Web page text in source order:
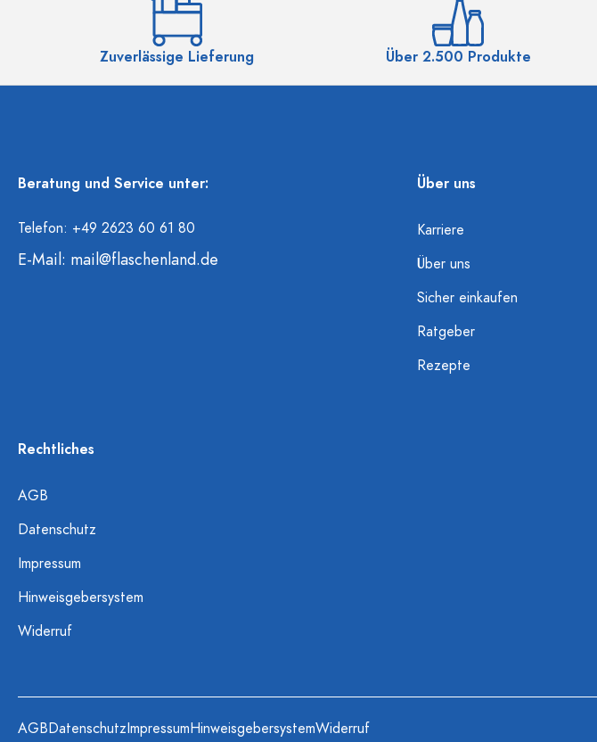
Zuverlässige Lieferung Über 2.500 Produkte
Beratung und Service unter:
Telefon: +49 2623 60 61 80
E-Mail: mail@flaschenland.de
Über uns
Karriere
Über uns
Sicher einkaufen
Ratgeber
Rezepte
Rechtliches
AGB
Datenschutz
Impressum
Hinweisgebersystem
Widerruf
AGBDatenschutzImpressumHinweisgebersystemWiderruf